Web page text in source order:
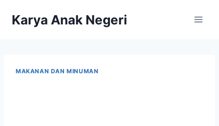
Karya Anak Negeri
MAKANAN DAN MINUMAN